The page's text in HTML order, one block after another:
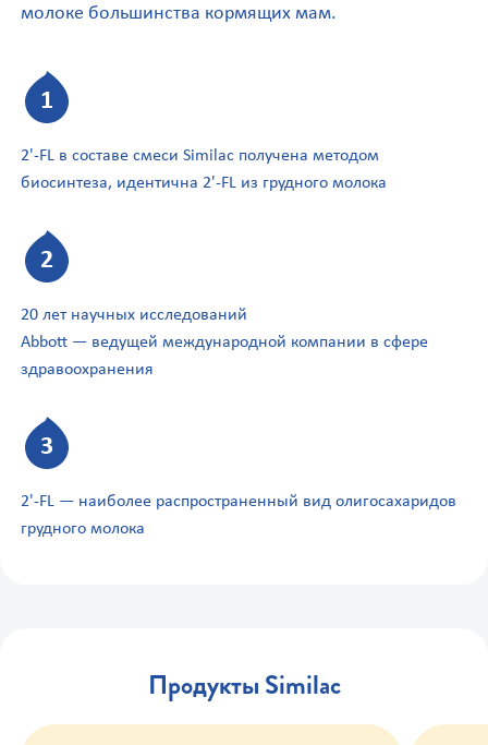
молоке большинства кормящих мам.
2'-FLв составе смеси Similac получена методом
биосинтеза, идентична 2'-FLиз грудного молока
20 лет научных исследований
Abbott — ведущей международной компании в сфере
здравоохранения
2'-FL— наиболее распространенный вид олигосахаридов
грудного молока
Продукты Similac